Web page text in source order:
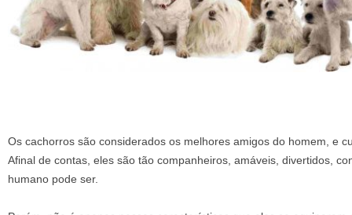
Os cachorros são considerados os melhores amigos do homem, e
Afinal de contas, eles são tão companheiros, amáveis, divertidos,
humano pode ser.